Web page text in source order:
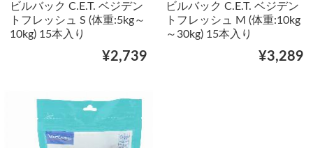
ビルバック C.E.T. ベジデン
トフレッシュ S (体重:5kg～
10kg) 15本入り
¥2,739
ビルバック C.E.T. ベジデン
トフレッシュ M (体重:10kg
～30kg) 15本入り
¥3,289